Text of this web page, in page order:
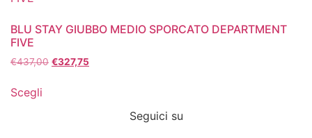
BLU STAY GIUBBO MEDIO SPORCATO DEPARTMENT
FIVE
€437,00 €327,75
Scegli
Seguici su